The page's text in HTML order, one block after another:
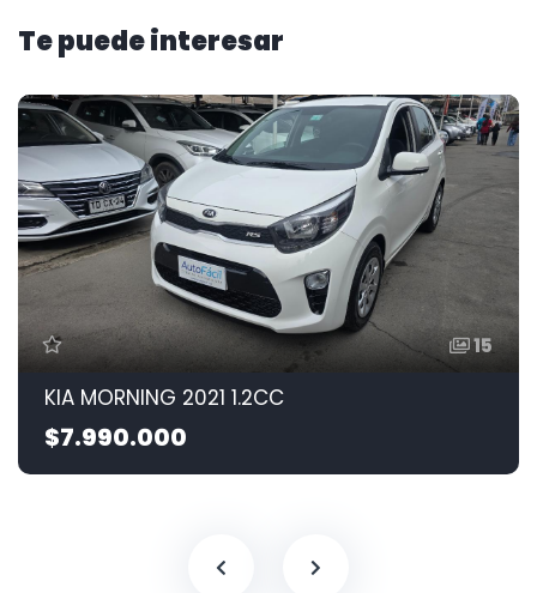
Te puede interesar
15
KIA MORNING 2021 1.2CC
$7.990.000